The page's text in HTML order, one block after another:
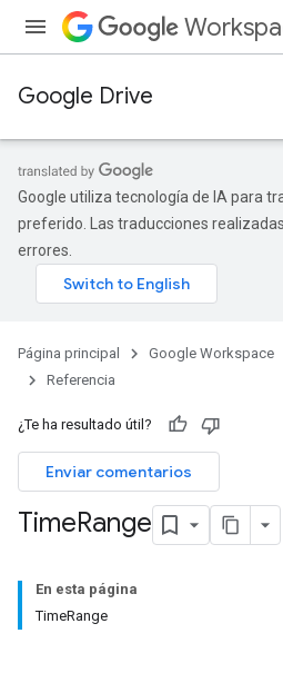
Google Drive
Google utiliza tecnología de IA para
preferido. Las traducciones
errores.
Página principal Google Workspace
Referencia
¿Te ha resultado útil?
Enviar comentarios
TimeRange
En esta página
TimeRange